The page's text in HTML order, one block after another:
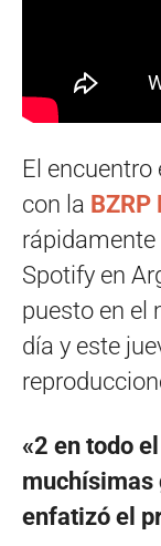
El
con la BZRP
rápidamente
Spotify en
puesto en el
día y este
«2 en todo
muchísimas
enfatizó el